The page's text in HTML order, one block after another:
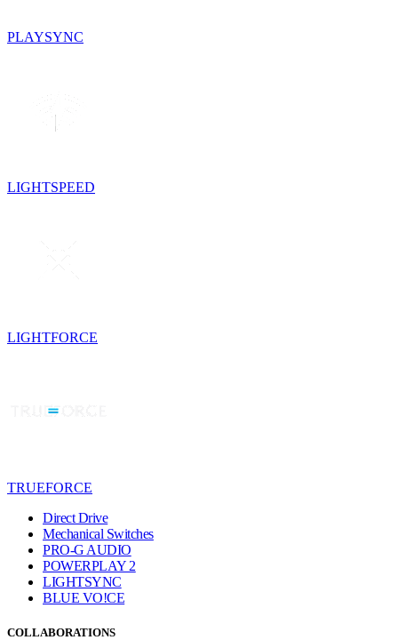
PLAYSYNC
LIGHTSPEED
LIGHTFORCE
TRUEFORCE
Direct Drive
Mechanical Switches
PRO-G AUDIO
POWERPLAY 2
LIGHTSYNC
BLUE VO!CE
COLLABORATIONS